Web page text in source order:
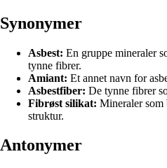
Synonymer
Asbest: En gruppe mineraler
tynne fibrer.
Amiant: Et annet navn for
Asbestfiber: De tynne fibrer
Fibrøst silikat: Mineraler som
struktur.
Antonymer